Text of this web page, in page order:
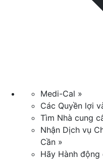
Medi-Cal »
Các Quyền lợi
Tìm Nhà cung
Nhận Dịch vụ
Cần »
Hãy Hành